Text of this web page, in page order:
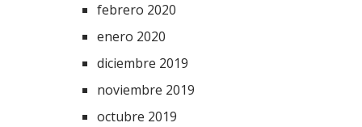
febrero 2020
enero 2020
diciembre 2019
noviembre 2019
octubre 2019